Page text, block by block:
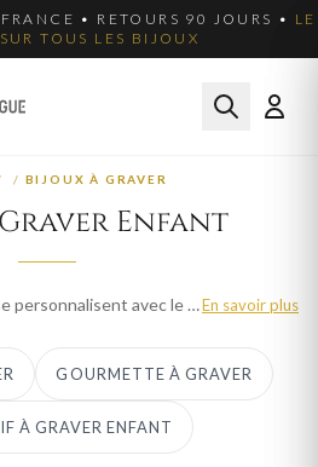
• RETOURS 90 JOURS • LE
TOUS LES BIJOUX
/ BIJOUX À GRAVER
Enfant
Les bijoux a graver enfant se personnalisent avec le prenom ou la date de naissance pour un premier bijou inoubliable. Bijoux en Vogue propose gourmettes, bracelets, boucles d'oreilles et pendentifs gravables en or, argent 925 et plaque or. Ideal pour un bapteme ou une naissance, ce cadeau grave accompagne l'enfant toute sa vie. Gravure francaise, livraison offerte et ecrin cadeau.En savoir plus
GOURMETTE À GRAVER
À GRAVER ENFANT